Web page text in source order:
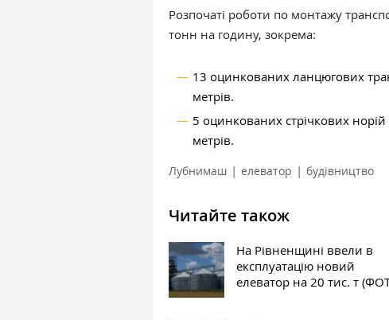
Розпочаті роботи по монтажу
тонн на годину, зокрема:
13 оцинкованих ланцюгових
метрів.
5 оцинкованих стрічкових
метрів.
Лубнимаш | елеватор | будівництво
Читайте також
На Рівненщині ввели в
експлуатацію новий
елеватор на 20 тис. т